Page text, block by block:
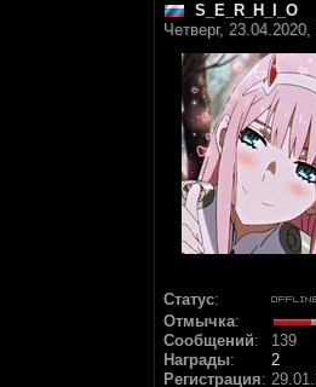
S_E_R_H_I_O
Четверг,
Статус:
Отмычка:
Сообщений:
139
Награды:
2
Регистрация: